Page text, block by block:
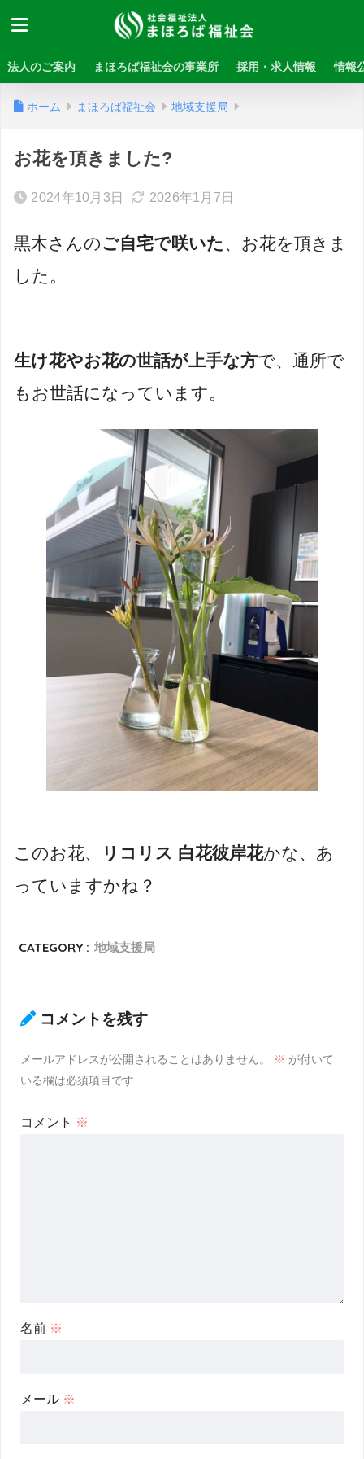
法人のご案内 まほろば福祉会の事業所 採用・求人情報 情報
ホーム まほろば福祉会 地域支援局
お花を頂きました?
2024年10月3日 2026年1月7日
黒木さんのご自宅で咲いた
、お花を頂きま
した。
生け花やお花の世話が上手な方で、通所で
もお世話になっています。
このお花、 リコリス 白花彼岸花かな、あ
っていますかね？
CATEGORY : 地域支援局
コメントを残す
メールアドレスが公開されることはありません。 ※ が付いて
いる欄は必須項目です
コメント ※
名前 ※
メール ※